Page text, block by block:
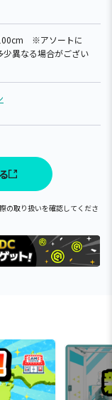
※アソートに
少異なる場合がござい
の取り扱いを確認してくださ